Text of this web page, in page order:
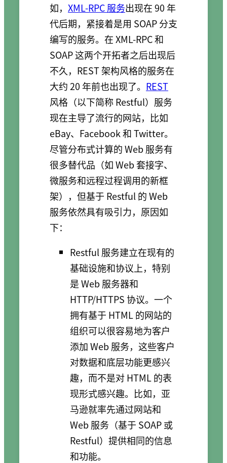
如， XML-RPC 服务出现在 90 年
代后期，紧接着是用 SOAP 分支
编写的服务。在 XML-RPC 和
SOAP 这两个开拓者之后出现后
不久，REST 架构风格的服务在
大约 20 年前也出现了。 REST
风格（以下简称 Restful）服务
现在主导了流行的网站，比如
eBay、Facebook 和 Twitter。
尽管分布式计算的 Web 服务有
很多替代品（如 Web 套接字、
微服务和远程过程调用的新框
架），但基于 Restful 的 Web
服务依然具有吸引力，原因如
下：
Restful 服务建立在现有的
基础设施和协议上，特别
是 Web 服务器和
HTTP/HTTPS 协议。一个
拥有基于 HTML 的网站的
组织可以很容易地为客户
添加 Web 服务，这些客户
对数据和底层功能更感兴
趣，而不是对 HTML 的表
现形式感兴趣。比如，亚
马逊就率先通过网站和
Web 服务（基于 SOAP 或
Restful）提供相同的信息
和功能。